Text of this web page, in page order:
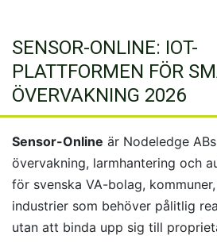
SENSOR-ONLINE: IOT-
PLATTFORMEN FÖR
ÖVERVAKNING 2026
Sensor-Online är Nodeledge
övervakning, larmhantering och
för svenska VA-bolag,
industrier som behöver pålitlig
utan att binda upp sig till